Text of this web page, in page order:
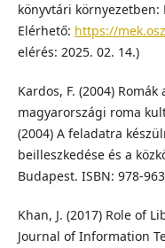
könyvtári környezetben:
Elérhető: https://
elérés: 2025. 02. 14.)
Kardos, F. (2004)
magyarországi roma
(2004) A feladatra
beilleszkedése és a
Budapest. ISBN: 978-
Khan, J. (2017) Role of
Journal of Information